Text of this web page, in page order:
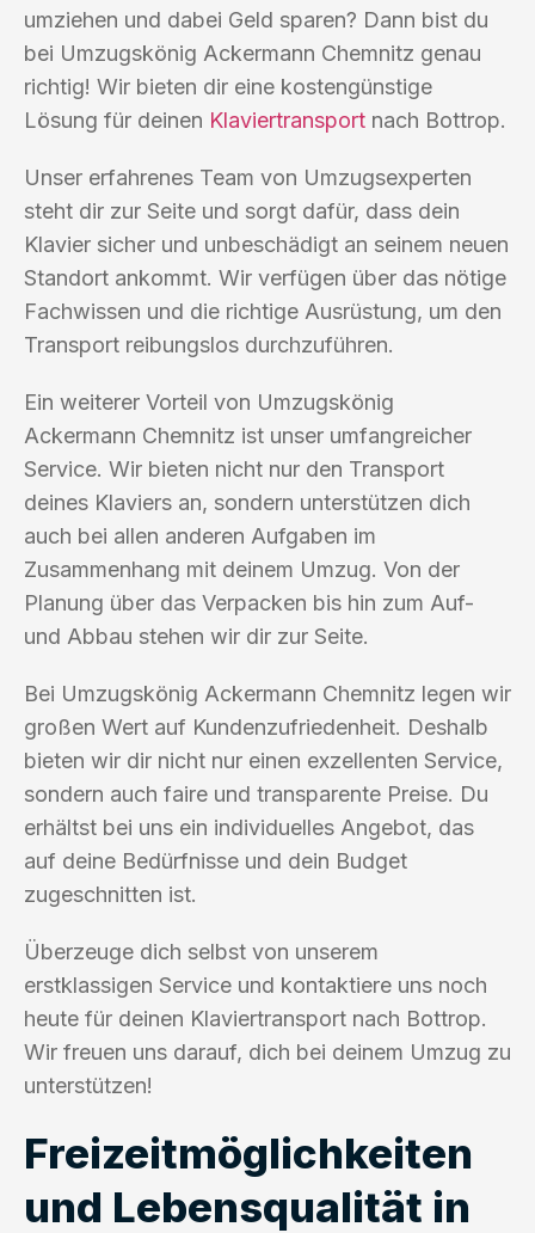
umziehen und dabei Geld sparen? Dann bist du
bei Umzugskönig Ackermann Chemnitz genau
richtig! Wir bieten dir eine kostengünstige
Lösung für deinen Klaviertransport nach Bottrop.
Unser erfahrenes Team von Umzugsexperten
steht dir zur Seite und sorgt dafür, dass dein
Klavier sicher und unbeschädigt an seinem neuen
Standort ankommt. Wir verfügen über das nötige
Fachwissen und die richtige Ausrüstung, um den
Transport reibungslos durchzuführen.
Ein weiterer Vorteil von Umzugskönig
Ackermann Chemnitz ist unser umfangreicher
Service. Wir bieten nicht nur den Transport
deines Klaviers an, sondern unterstützen dich
auch bei allen anderen Aufgaben im
Zusammenhang mit deinem Umzug. Von der
Planung über das Verpacken bis hin zum Auf-
und Abbau stehen wir dir zur Seite.
Bei Umzugskönig Ackermann Chemnitz legen wir
großen Wert auf Kundenzufriedenheit. Deshalb
bieten wir dir nicht nur einen exzellenten Service,
sondern auch faire und transparente Preise. Du
erhältst bei uns ein individuelles Angebot, das
auf deine Bedürfnisse und dein Budget
zugeschnitten ist.
Überzeuge dich selbst von unserem
erstklassigen Service und kontaktiere uns noch
heute für deinen Klaviertransport nach Bottrop.
Wir freuen uns darauf, dich bei deinem Umzug zu
unterstützen!
Freizeitmöglichkeiten
und Lebensqualität in